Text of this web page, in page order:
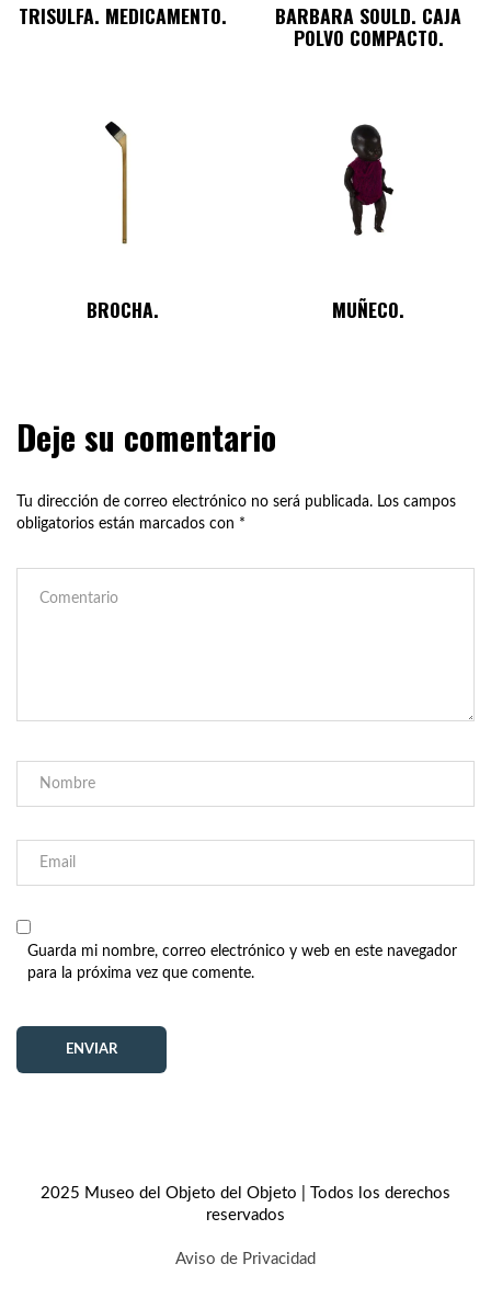
TRISULFA. MEDICAMENTO. BARBARA SOULD. CAJA
POLVO COMPACTO.
BROCHA. MUÑECO.
Deje su comentario
Tu dirección de correo electrónico no será publicada. Los campos
obligatorios están marcados con *
Guarda mi nombre, correo electrónico y web en este navegador
para la próxima vez que comente.
2025 Museo del Objeto del Objeto | Todos los derechos
reservados
Aviso de Privacidad